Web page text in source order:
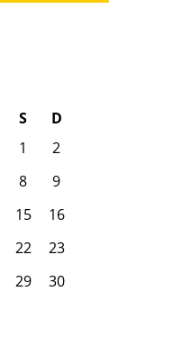
S
D
1
2
8
9
15
16
22
23
29
30